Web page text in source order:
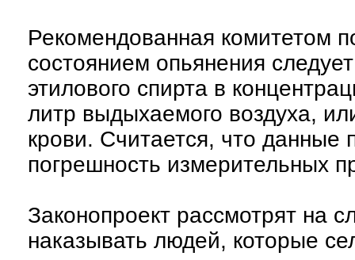
Рекомендованная комитетом
состоянием опьянения
этилового спирта в
литр выдыхаемого воздуха,
крови. Считается, что
погрешность измерительных
Законопроект рассмотрят на
наказывать людей, которые